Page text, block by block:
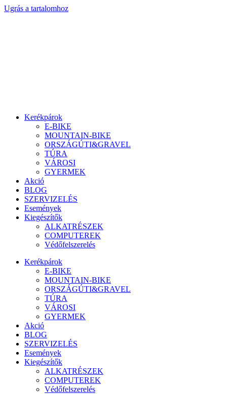
Ugrás a tartalomhoz
Kerékpárok
E-BIKE
MOUNTAIN-BIKE
ORSZÁGÚTI&GRAVEL
TÚRA
VÁROSI
GYERMEK
Akció
BLOG
SZERVIZELÉS
Események
Kiegészítők
ALKATRÉSZEK
COMPUTEREK
Védőfelszerelés
Kerékpárok
E-BIKE
MOUNTAIN-BIKE
ORSZÁGÚTI&GRAVEL
TÚRA
VÁROSI
GYERMEK
Akció
BLOG
SZERVIZELÉS
Események
Kiegészítők
ALKATRÉSZEK
COMPUTEREK
Védőfelszerelés